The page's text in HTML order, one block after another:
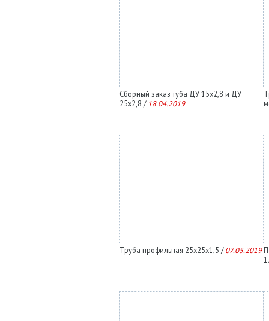
Сборный заказ туба ДУ 15х2,8 и ДУ
25х2,8 / 18.04.2019
Труба профильная 25х25х1,5 /07.05.2019